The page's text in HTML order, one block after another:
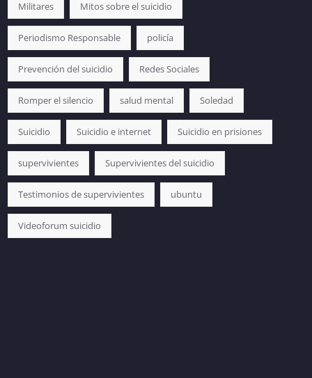
Militares Mitos sobre el suicidio
Periodismo Responsable policía
Prevención del suicidio Redes Sociales
Romper el silencio salud mental Soledad
Suicidio Suicidio e internet Suicidio en prisiones
supervivientes Supervivientes del suicidio
Testimonios de supervivientes ubuntu
Videoforum suicidio